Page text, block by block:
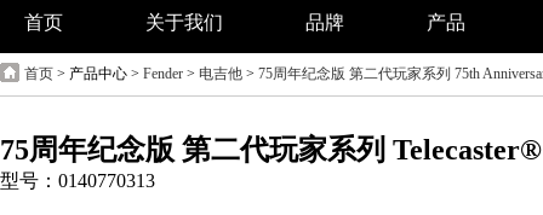
首页 关于我们 品牌 产品
首页 > 产品中心 > Fender > 电吉他 > 75周年纪念版 第二代玩家系列 75th
75周年纪念版 第二代玩家系列
型号：0140770313